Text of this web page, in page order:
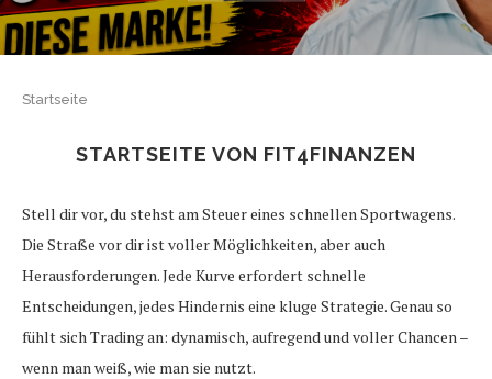
Startseite
STARTSEITE VON FIT4FINANZEN
Stell dir vor, du stehst am Steuer eines schnellen Sportwagens.
Die Straße vor dir ist voller Möglichkeiten, aber auch
Herausforderungen. Jede Kurve erfordert schnelle
Entscheidungen, jedes Hindernis eine kluge Strategie. Genau so
fühlt sich Trading an: dynamisch, aufregend und voller Chancen –
wenn man weiß, wie man sie nutzt.